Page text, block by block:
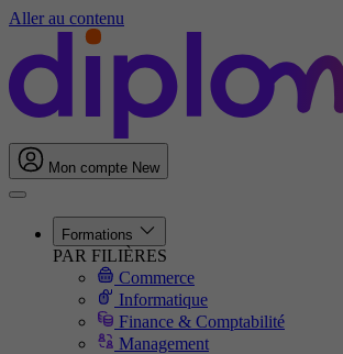
Aller au contenu
Mon compte New
Formations
PAR FILIÈRES
Commerce
Informatique
Finance & Comptabilité
Management